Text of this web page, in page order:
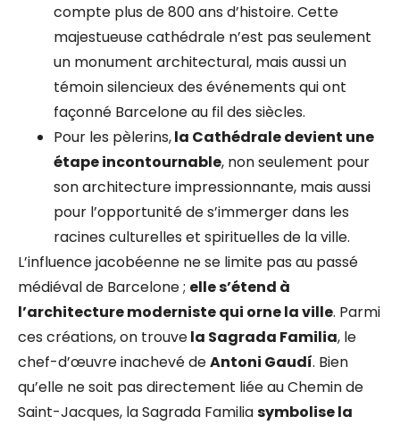
compte plus de 800 ans d’histoire. Cette
majestueuse cathédrale n’est pas seulement
un monument architectural, mais aussi un
témoin silencieux des événements qui ont
façonné Barcelone au fil des siècles.
Pour les pèlerins,la Cathédrale devient une
étape incontournable, non seulement pour
son architecture impressionnante, mais aussi
pour l’opportunité de s’immerger dans les
racines culturelles et spirituelles de la ville.
L’influence jacobéenne ne se limite pas au passé
médiéval de Barcelone ; elle s’étend à
l’architecture moderniste qui orne la ville. Parmi
ces créations, on trouvela Sagrada Familia, le
chef-d’œuvre inachevé deAntoni Gaudí. Bien
qu’elle ne soit pas directement liée au Chemin de
Saint-Jacques, la Sagrada Familiasymbolise la